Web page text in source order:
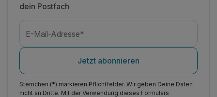
dein Postfach
E-Mail-Adresse*
Jetzt abonnieren
Sternchen (*) markieren Pflichtfelder. Wir geben Deine Daten
nicht an Dritte. Mit der Verwendung dieses Formulars